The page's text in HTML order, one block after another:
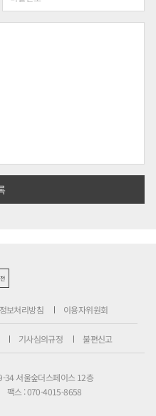
보처리방침 이용자위원회
기사심의규정 불편신고
34 서울숲더스페이스 12층
팩스 : 070-4015-8658